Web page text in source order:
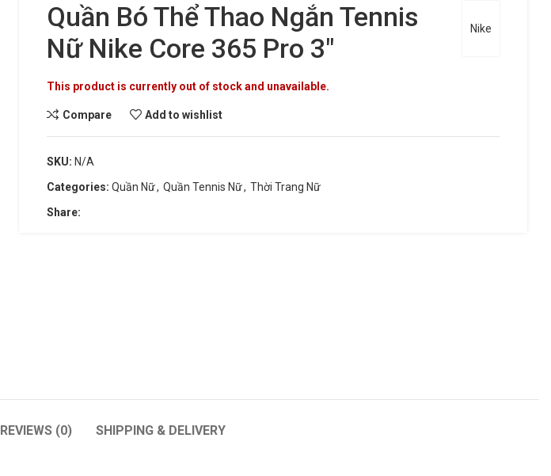
Babolat Pure Drive
Nike
Quần Bó Thể Thao Ngắn Tennis
Nữ Nike Core 365 Pro 3″
This product is currently out of stock and unavailable.
Compare Add to wishlist
SKU: N/A
Categories: Quần Nữ, Quần Tennis Nữ, Thời Trang Nữ
Share:
REVIEWS (0) SHIPPING & DELIVERY